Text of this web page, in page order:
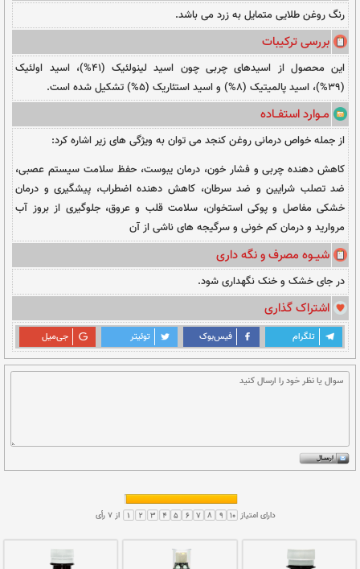
ســایــت:www.ehakim.com
به زرد می باشد.
این محصول از اسیدهای چربی چون اسید لینولئیک (٤١%)، اسید اولئیک
خون، درمان یبوست، حفظ سلامت سیستم عصبی،
سرطان، کاهش دهنده اضطراب، پیشگیری و درمان
سلامت قلب و عروق، جلوگیری از بروز آب
و سرگیجه های ناشی از آن